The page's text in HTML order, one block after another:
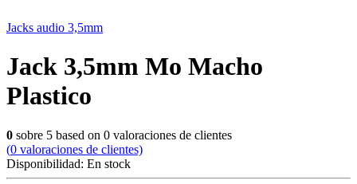
Jacks audio 3,5mm
Jack 3,5mm Mo Macho
Plastico
0 sobre 5 based on 0 valoraciones de clientes
(0 valoraciones de clientes)
Disponibilidad: En stock